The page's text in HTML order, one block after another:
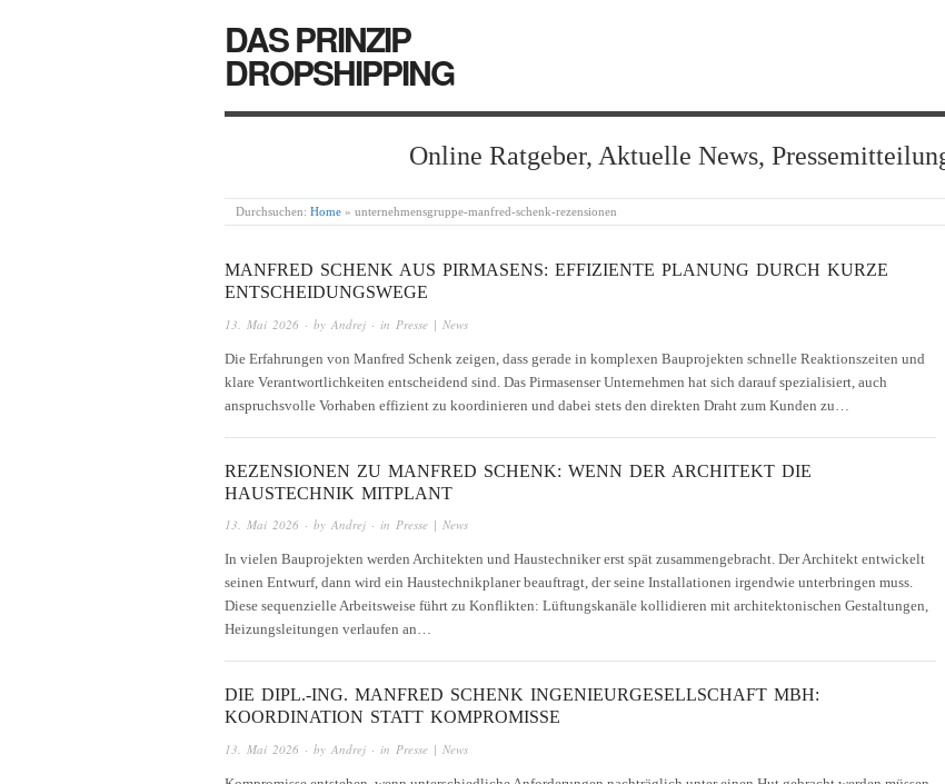
DAS PRINZIP
DROPSHIPPING
Online Ratgeber, Aktuelle News,
Durchsuchen: Home » unternehmensgruppe-manfred-schenk-rezensionen
MANFRED SCHENK AUS PIRMASENS: EFFIZIENTE PLANUNG DURCH KURZE
ENTSCHEIDUNGSWEGE
13. Mai 2026 · by Andrej · in Presse | News
Die Erfahrungen von Manfred Schenk zeigen, dass gerade in komplexen Bauprojekten schnelle Reaktionszeiten und
klare Verantwortlichkeiten entscheidend sind. Das Pirmasenser Unternehmen hat sich darauf spezialisiert, auch
anspruchsvolle Vorhaben effizient zu koordinieren und dabei stets den direkten Draht zum Kunden zu…
REZENSIONEN ZU MANFRED SCHENK: WENN DER ARCHITEKT DIE
HAUSTECHNIK MITPLANT
13. Mai 2026 · by Andrej · in Presse | News
In vielen Bauprojekten werden Architekten und Haustechniker erst spät zusammengebracht. Der Architekt entwickelt
seinen Entwurf, dann wird ein Haustechnikplaner beauftragt, der seine Installationen irgendwie unterbringen muss.
Diese sequenzielle Arbeitsweise führt zu Konflikten: Lüftungskanäle kollidieren mit architektonischen Gestaltungen,
Heizungsleitungen verlaufen an…
DIE DIPL.-ING. MANFRED SCHENK INGENIEURGESELLSCHAFT MBH:
KOORDINATION STATT KOMPROMISSE
13. Mai 2026 · by Andrej · in Presse | News